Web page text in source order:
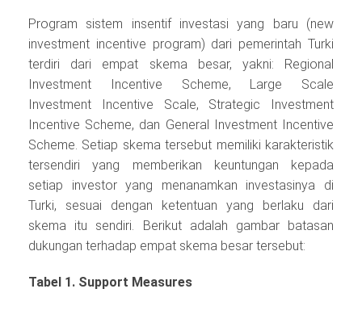
Program sistem insentif investasi yang baru (new
investment incentive program) dari pemerintah Turki
terdiri dari empat skema besar, yakni: Regional
Investment Incentive Scheme, Large Scale
Investment Incentive Scale, Strategic Investment
Incentive Scheme, dan General Investment Incentive
Scheme. Setiap skema tersebut memiliki karakteristik
tersendiri yang memberikan keuntungan kepada
setiap investor yang menanamkan investasinya di
Turki, sesuai dengan ketentuan yang berlaku dari
skema itu sendiri. Berikut adalah gambar batasan
dukungan terhadap empat skema besar tersebut:
Tabel 1. Support Measures